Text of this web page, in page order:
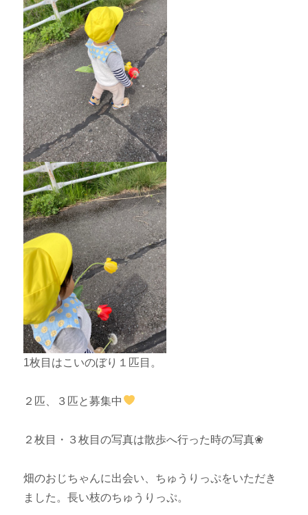
1枚目はこいのぼり１匹目。
２匹、３匹と募集中
２枚目・３枚目の写真は散歩へ行った時の写真❀
畑のおじちゃんに出会い、ちゅうりっぷをいただき
ました。長い枝のちゅうりっぷ。